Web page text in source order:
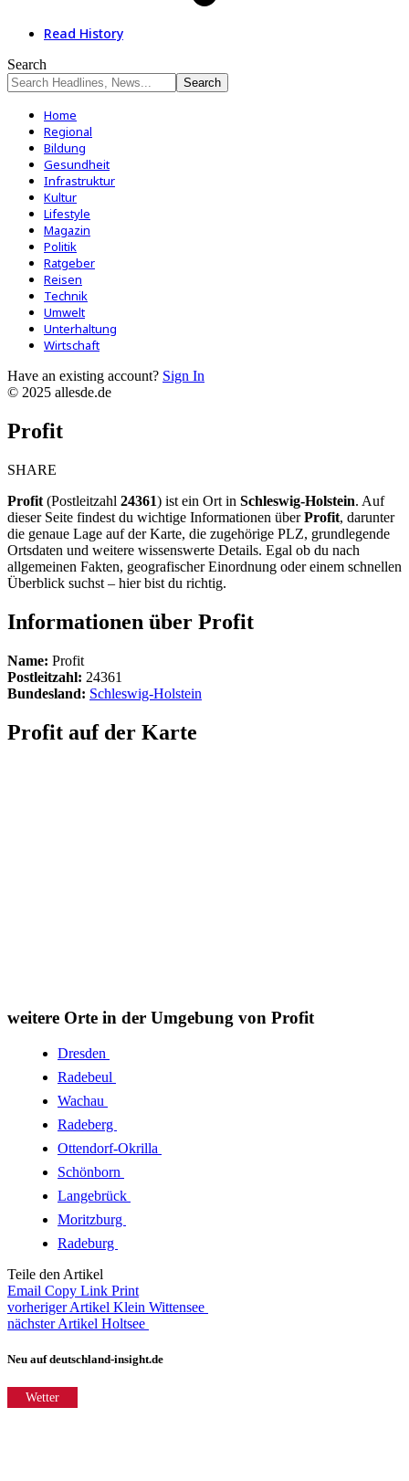
Read History
Search
Home
Regional
Bildung
Gesundheit
Infrastruktur
Kultur
Lifestyle
Magazin
Politik
Ratgeber
Reisen
Technik
Umwelt
Unterhaltung
Wirtschaft
Have an existing account? Sign In
© 2025 allesde.de
Profit
SHARE
Profit (Postleitzahl 24361) ist ein Ort in Schleswig-Holstein. Auf
dieser Seite findest du wichtige Informationen überProfit, darunter
die genaue Lage auf der Karte, die zugehörige PLZ, grundlegende
Ortsdaten und weitere wissenswerte Details. Egal ob du nach
allgemeinen Fakten, geografischer Einordnung oder einem schnellen
Überblick suchst – hier bist du richtig.
Informationen über Profit
Name: Profit
Postleitzahl: 24361
Bundesland: Schleswig-Holstein
Profit auf der Karte
weitere Orte in der Umgebung von Profit
Dresden
Radebeul
Wachau
Radeberg
Ottendorf-Okrilla
Schönborn
Langebrück
Moritzburg
Radeburg
Teile den Artikel
Email Copy Link Print
vorheriger Artikel Klein Wittensee
nächster Artikel Holtsee
Neu auf deutschland-insight.de
Wetter